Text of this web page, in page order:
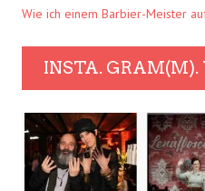
Wie ich einem Barbier-Meister
INSTA. GRAM(M).